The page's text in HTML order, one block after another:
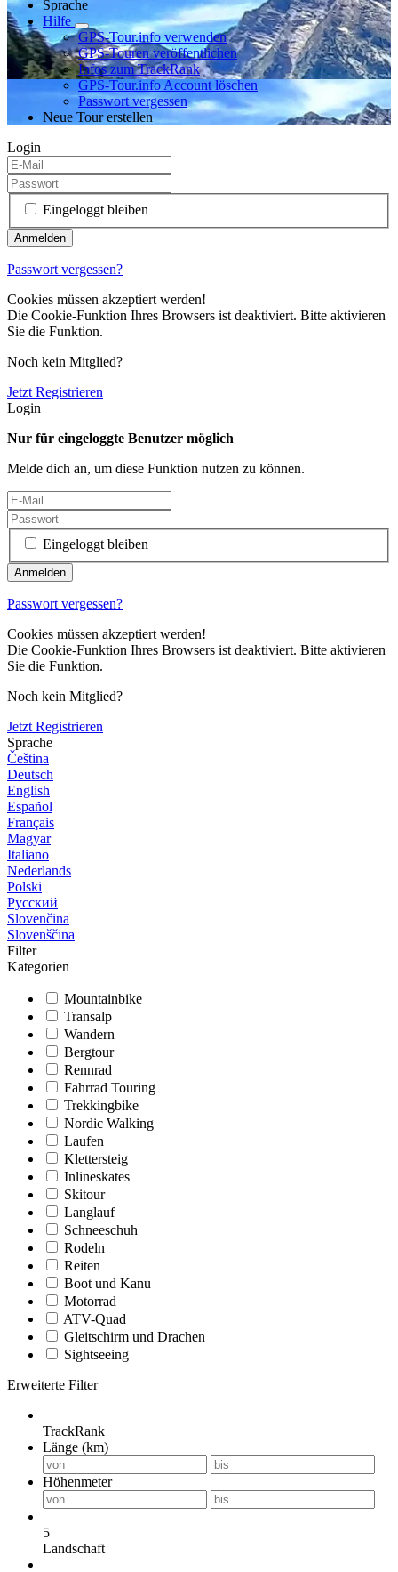
Sprache
Hilfe
GPS-Tour.info verwenden
GPS-Touren veröffentlichen
Infos zum TrackRank
GPS-Tour.info Account löschen
Passwort vergessen
Neue Tour erstellen
Login
Eingeloggt bleiben
Passwort vergessen?
Cookies müssen akzeptiert werden!
Die Cookie-Funktion Ihres Browsers ist deaktiviert. Bitte aktivieren
Sie die Funktion.
Noch kein Mitglied?
Jetzt Registrieren
Login
Nur für eingeloggte Benutzer möglich
Melde dich an, um diese Funktion nutzen zu können.
Eingeloggt bleiben
Passwort vergessen?
Cookies müssen akzeptiert werden!
Die Cookie-Funktion Ihres Browsers ist deaktiviert. Bitte aktivieren
Sie die Funktion.
Noch kein Mitglied?
Jetzt Registrieren
Sprache
Čeština
Deutsch
English
Español
Français
Magyar
Italiano
Nederlands
Polski
Русский
Slovenčina
Slovenščina
Filter
Kategorien
Mountainbike
Transalp
Wandern
Bergtour
Rennrad
Fahrrad Touring
Trekkingbike
Nordic Walking
Laufen
Klettersteig
Inlineskates
Skitour
Langlauf
Schneeschuh
Rodeln
Reiten
Boot und Kanu
Motorrad
ATV-Quad
Gleitschirm und Drachen
Sightseeing
Erweiterte Filter
TrackRank
Länge (km)
Höhenmeter
5
Landschaft